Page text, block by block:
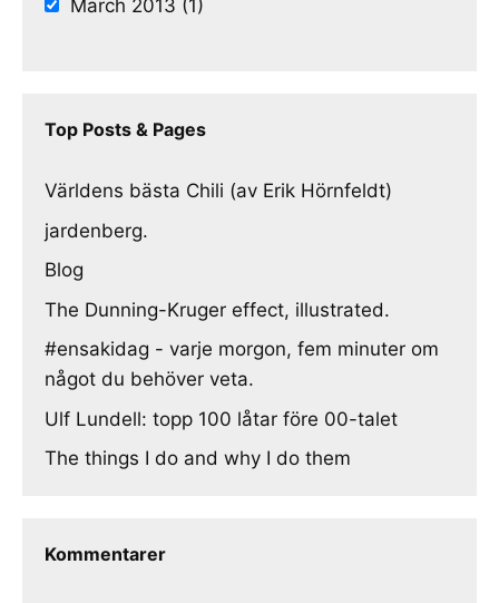
March 2013 (1)
Top Posts & Pages
Världens bästa Chili (av Erik Hörnfeldt)
jardenberg.
Blog
The Dunning-Kruger effect, illustrated.
#ensakidag - varje morgon, fem minuter om
något du behöver veta.
Ulf Lundell: topp 100 låtar före 00-talet
The things I do and why I do them
Kommentarer